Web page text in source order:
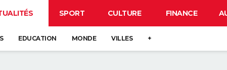
SPORT CULTURE FINANCE
EDUCATION MONDE VILLES +